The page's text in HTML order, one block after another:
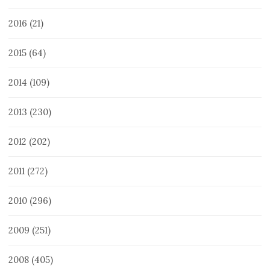
2016 (21)
2015 (64)
2014 (109)
2013 (230)
2012 (202)
2011 (272)
2010 (296)
2009 (251)
2008 (405)